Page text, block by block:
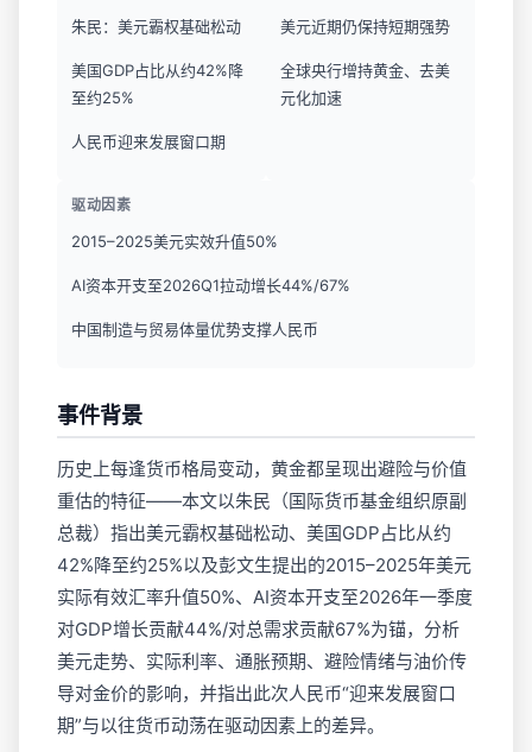
朱民：美元霸权基础松动
美国GDP占比从约42%降
至约25%
人民币迎来发展窗口期
美元近期仍保持短期强势
全球央行增持黄金、去美
元化加速
驱动因素
2015–2025美元实效升值50%
AI资本开支至2026Q1拉动增长44%/67%
中国制造与贸易体量优势支撑人民币
事件背景
历史上每逢货币格局变动，黄金都呈现出避险与价值
重估的特征——本文以朱民（国际货币基金组织原副
总裁）指出美元霸权基础松动、美国GDP占比从约
42%降至约25%以及彭文生提出的2015–2025年美元
实际有效汇率升值50%、AI资本开支至2026年一季度
对GDP增长贡献44%/对总需求贡献67%为锚，分析
美元走势、实际利率、通胀预期、避险情绪与油价传
导对金价的影响，并指出此次人民币“迎来发展窗口
期”与以往货币动荡在驱动因素上的差异。